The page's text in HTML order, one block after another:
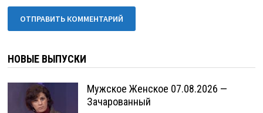
НОВЫЕ ВЫПУСКИ
Мужское Женское 07.08.2026 —
Зачарованный